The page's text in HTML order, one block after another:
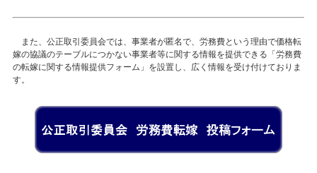
また、公正取引委員会では、事業者が匿名で、労務費という理由で価格転
嫁の協議のテーブルにつかない事業者等に関する情報を提供できる「労務費
の転嫁に関する情報提供フォーム」を設置し、広く情報を受け付けておりま
す。